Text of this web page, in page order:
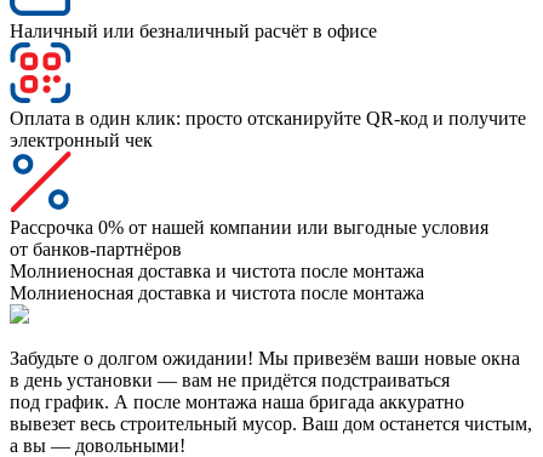
Наличный или безналичный расчёт в офисе
Оплата в один клик: просто отсканируйте QR-код и получите
электронный чек
Рассрочка 0% от нашей компании или выгодные условия
от банков-партнёров
Молниеносная доставка и чистота после монтажа
Молниеносная доставка и чистота после монтажа
Забудьте о долгом ожидании! Мы привезём ваши новые окна
в день установки — вам не придётся подстраиваться
под график. А после монтажа наша бригада аккуратно
вывезет весь строительный мусор. Ваш дом останется чистым,
а вы — довольными!